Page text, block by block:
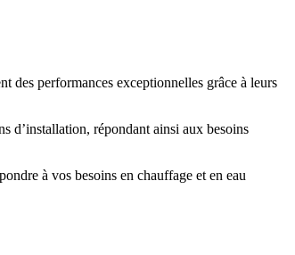
des performances exceptionnelles grâce à leurs
d’installation, répondant ainsi aux besoins
à vos besoins en chauffage et en eau